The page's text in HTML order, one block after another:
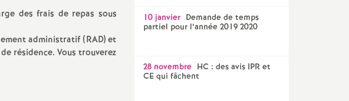
des frais de repas sous
administratif (RAD) et
résidence. Vous trouverez
10 janvier Demande de temps
partiel pour l’année 2019 2020
28 novembre HC : des avis IPR et
CE qui fâchent